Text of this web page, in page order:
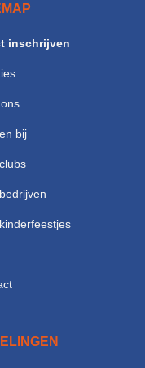
inschrijven
bij